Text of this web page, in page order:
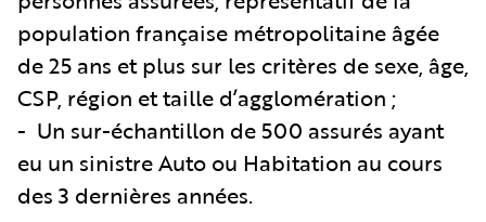
population française métropolitaine âgée
de 25 ans et plus sur les critères de sexe, âge,
CSP, région et taille d’agglomération ;
- Un sur-échantillon de 500 assurés ayant
eu un sinistre Auto ou Habitation au cours
des 3 dernières années.